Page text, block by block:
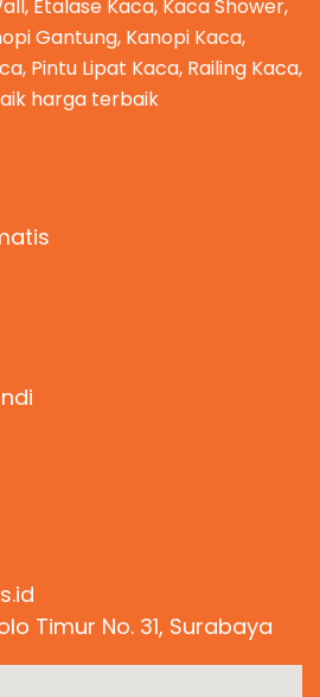
Etalase Kaca, Kaca Shower,
Gantung, Kanopi Kaca,
Pintu Lipat Kaca, Railing Kaca,
harga terbaik
Timur No. 31, Surabaya